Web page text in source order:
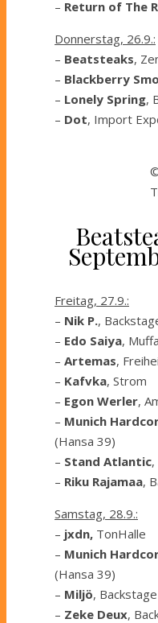
– Return of The
Donnerstag, 26.9.:
– Beatsteaks,
– Blackberry
– Lonely Spring,
– Dot, Import
Freitag, 27.9.:
– Nik P.,
– Edo Saiya,
– Artemas,
– Kafvka, Strom
– Egon Werler,
– Munich
(Hansa 39)
– Stand Atlantic
– Riku Rajamaa,
Samstag, 28.9.:
– jxdn, TonHalle
– Munich
(Hansa 39)
– Miljö,
– Zeke Deux,